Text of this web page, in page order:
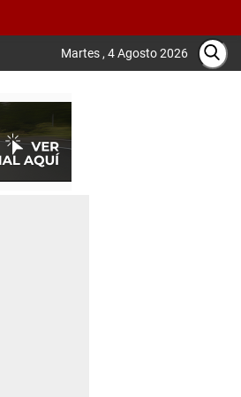
Martes , 4 Agosto 2026